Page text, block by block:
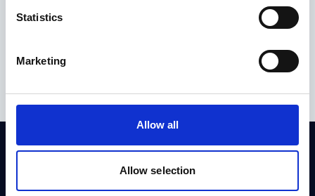
Statistics
Marketing
Allow all
Allow selection
Compartir en Facebook
Compartir en Twitter